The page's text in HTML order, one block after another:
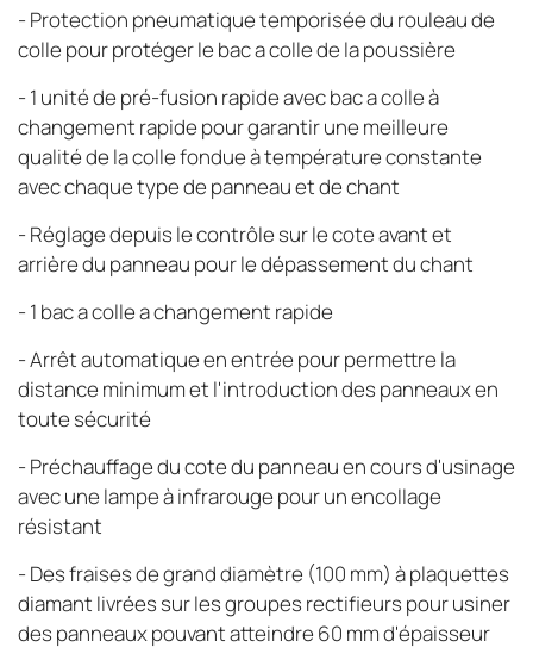
- Protection pneumatique temporisée du rouleau de
colle pour protéger le bac a colle de la poussière
- 1 unité de pré-fusion rapide avec bac a colle à
changement rapide pour garantir une meilleure
qualité de la colle fondue à température constante
avec chaque type de panneau et de chant
- Réglage depuis le contrôle sur le cote avant et
arrière du panneau pour le dépassement du chant
- 1 bac a colle a changement rapide
- Arrêt automatique en entrée pour permettre la
distance minimum et l'introduction des panneaux en
toute sécurité
- Préchauffage du cote du panneau en cours d'usinage
avec une lampe à infrarouge pour un encollage
résistant
- Des fraises de grand diamètre (100 mm) à plaquettes
diamant livrées sur les groupes rectifieurs pour usiner
des panneaux pouvant atteindre 60 mm d'épaisseur